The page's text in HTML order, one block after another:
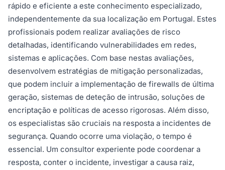
rápido e eficiente a este conhecimento especializado,
independentemente da sua localização em Portugal. Estes
profissionais podem realizar avaliações de risco
detalhadas, identificando vulnerabilidades em redes,
sistemas e aplicações. Com base nestas avaliações,
desenvolvem estratégias de mitigação personalizadas,
que podem incluir a implementação de firewalls de última
geração, sistemas de deteção de intrusão, soluções de
encriptação e políticas de acesso rigorosas. Além disso,
os especialistas são cruciais na resposta a incidentes de
segurança. Quando ocorre uma violação, o tempo é
essencial. Um consultor experiente pode coordenar a
resposta, conter o incidente, investigar a causa raiz,